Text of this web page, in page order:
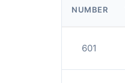
NUMBER
601